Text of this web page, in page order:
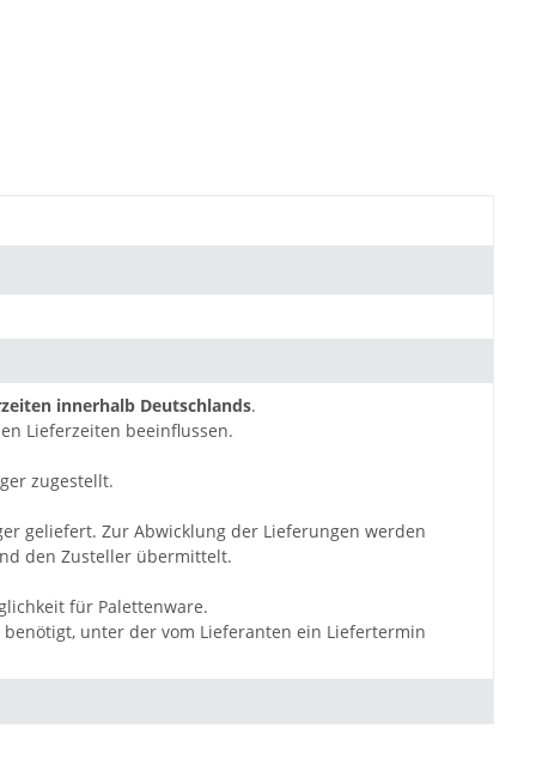
innerhalb Deutschlands.
Lieferzeiten beeinflussen.
zugestellt.
geliefert. Zur Abwicklung der Lieferungen werden
den Zusteller übermittelt.
für Palettenware.
unter der vom Lieferanten ein Liefertermin